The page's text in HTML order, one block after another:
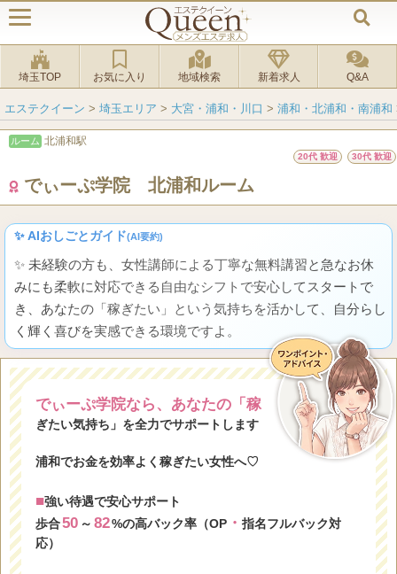
埼玉TOP お気に入り 地域検索 新着求人 Q&A
エステクイーン > 埼玉エリア > 大宮・浦和・川口 > 浦和・北浦和・南浦和
ルーム 北浦和駅
20代 歓迎 30代 歓迎
でぃーぷ学院 北浦和ルーム
✨ AIおしごとガイド(AI要約)
✨ 未経験の方も、女性講師による丁寧な無料講習と急なお休
みにも柔軟に対応できる自由なシフトで安心してスタートで
き、あなたの「稼ぎたい」という気持ちを活かして、自分らし
く輝く喜びを実感できる環境ですよ。
でぃーぷ学院なら、あなたの「稼
ぎたい気持ち」を全力でサポートします
浦和でお金を効率よく稼ぎたい女性へ♡
■強い待遇で安心サポート
歩合50 ～ 82%の高バック率（OP・ 指名フルバック対
応）